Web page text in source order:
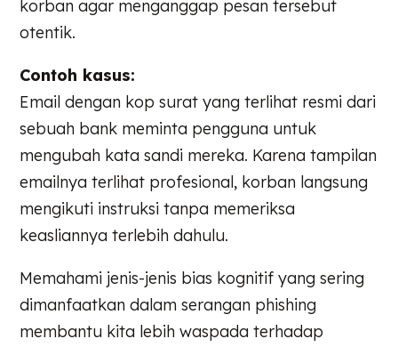
korban agar menganggap pesan tersebut
otentik.
Contoh kasus:
Email dengan kop surat yang terlihat resmi dari
sebuah bank meminta pengguna untuk
mengubah kata sandi mereka. Karena tampilan
emailnya terlihat profesional, korban langsung
mengikuti instruksi tanpa memeriksa
keasliannya terlebih dahulu.
Memahami jenis-jenis bias kognitif yang sering
dimanfaatkan dalam serangan phishing
membantu kita lebih waspada terhadap